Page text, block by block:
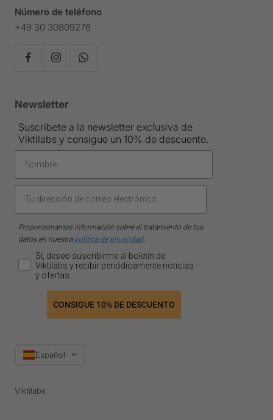
Número de teléfono
+49 30 30809276
Newsletter
Suscríbete a la newsletter exclusiva de
Viktilabs y consigue un 10% de descuento.
Proporcionamos información sobre el tratamiento de tus
datos en nuestra política de privacidad.
Sí, deseo suscribirme al boletín de
Viktilabs y recibir periódicamente noticias
y ofertas.
CONSIGUE 10% DE DESCUENTO
IdiomaEspañol
Viktilabs